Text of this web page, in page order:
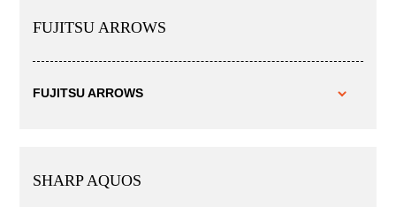
FUJITSU ARROWS
FUJITSU ARROWS
SHARP AQUOS